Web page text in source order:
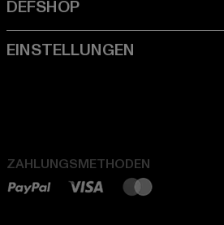
ZAHLUNGSMETHODEN